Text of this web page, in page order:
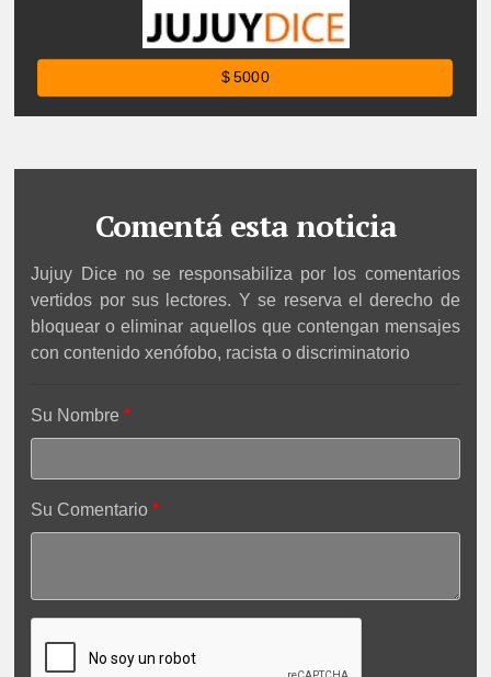
$ 5000
Comentá esta noticia
Jujuy Dice no se responsabiliza por los comentarios
vertidos por sus lectores. Y se reserva el derecho de
bloquear o eliminar aquellos que contengan mensajes
con contenido xenófobo, racista o discriminatorio
Su Nombre
Su Comentario